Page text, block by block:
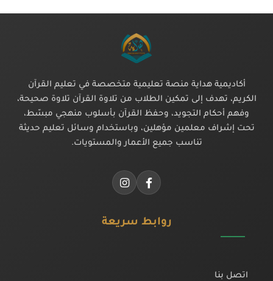
أكاديمية هداية منصة تعليمية متخصصة في تعليم القرآن
الكريم، تهدف إلى تمكين الطلاب من تلاوة القرآن تلاوة صحيحة،
وفهم أحكام التجويد، وحفظ القرآن بأسلوب منهجي مبسّط،
تحت إشراف معلمين مؤهلين، وباستخدام وسائل تعليم حديثة
تناسب جميع الأعمار والمستويات.
روابط سريعة
اتصل بنا